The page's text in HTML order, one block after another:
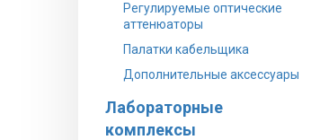
Регулируемые оптические
аттенюаторы
Палатки кабельщика
Дополнительные аксессуары
Лабораторные
комплексы